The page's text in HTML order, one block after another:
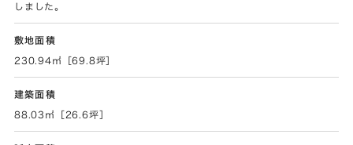
しました。
敷地面積
230.94㎡［69.8坪］
建築面積
88.03㎡［26.6坪］